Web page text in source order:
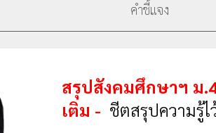
คำชี้แจง
สรุปสังคมศึกษาฯ ม
เติม - ชีตสรุปความรู้ไ